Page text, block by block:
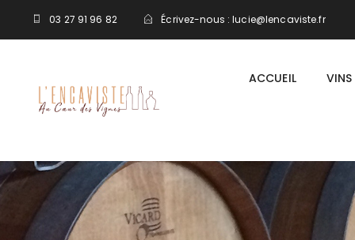
03 27 91 96 82 Écrivez-nous :lucie@lencaviste.fr
ACCUEIL